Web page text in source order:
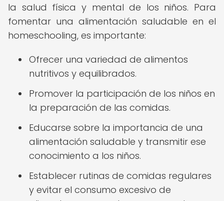
la salud física y mental de los niños. Para
fomentar una alimentación saludable en el
homeschooling, es importante:
Ofrecer una variedad de alimentos
nutritivos y equilibrados.
Promover la participación de los niños en
la preparación de las comidas.
Educarse sobre la importancia de una
alimentación saludable y transmitir ese
conocimiento a los niños.
Establecer rutinas de comidas regulares
y evitar el consumo excesivo de